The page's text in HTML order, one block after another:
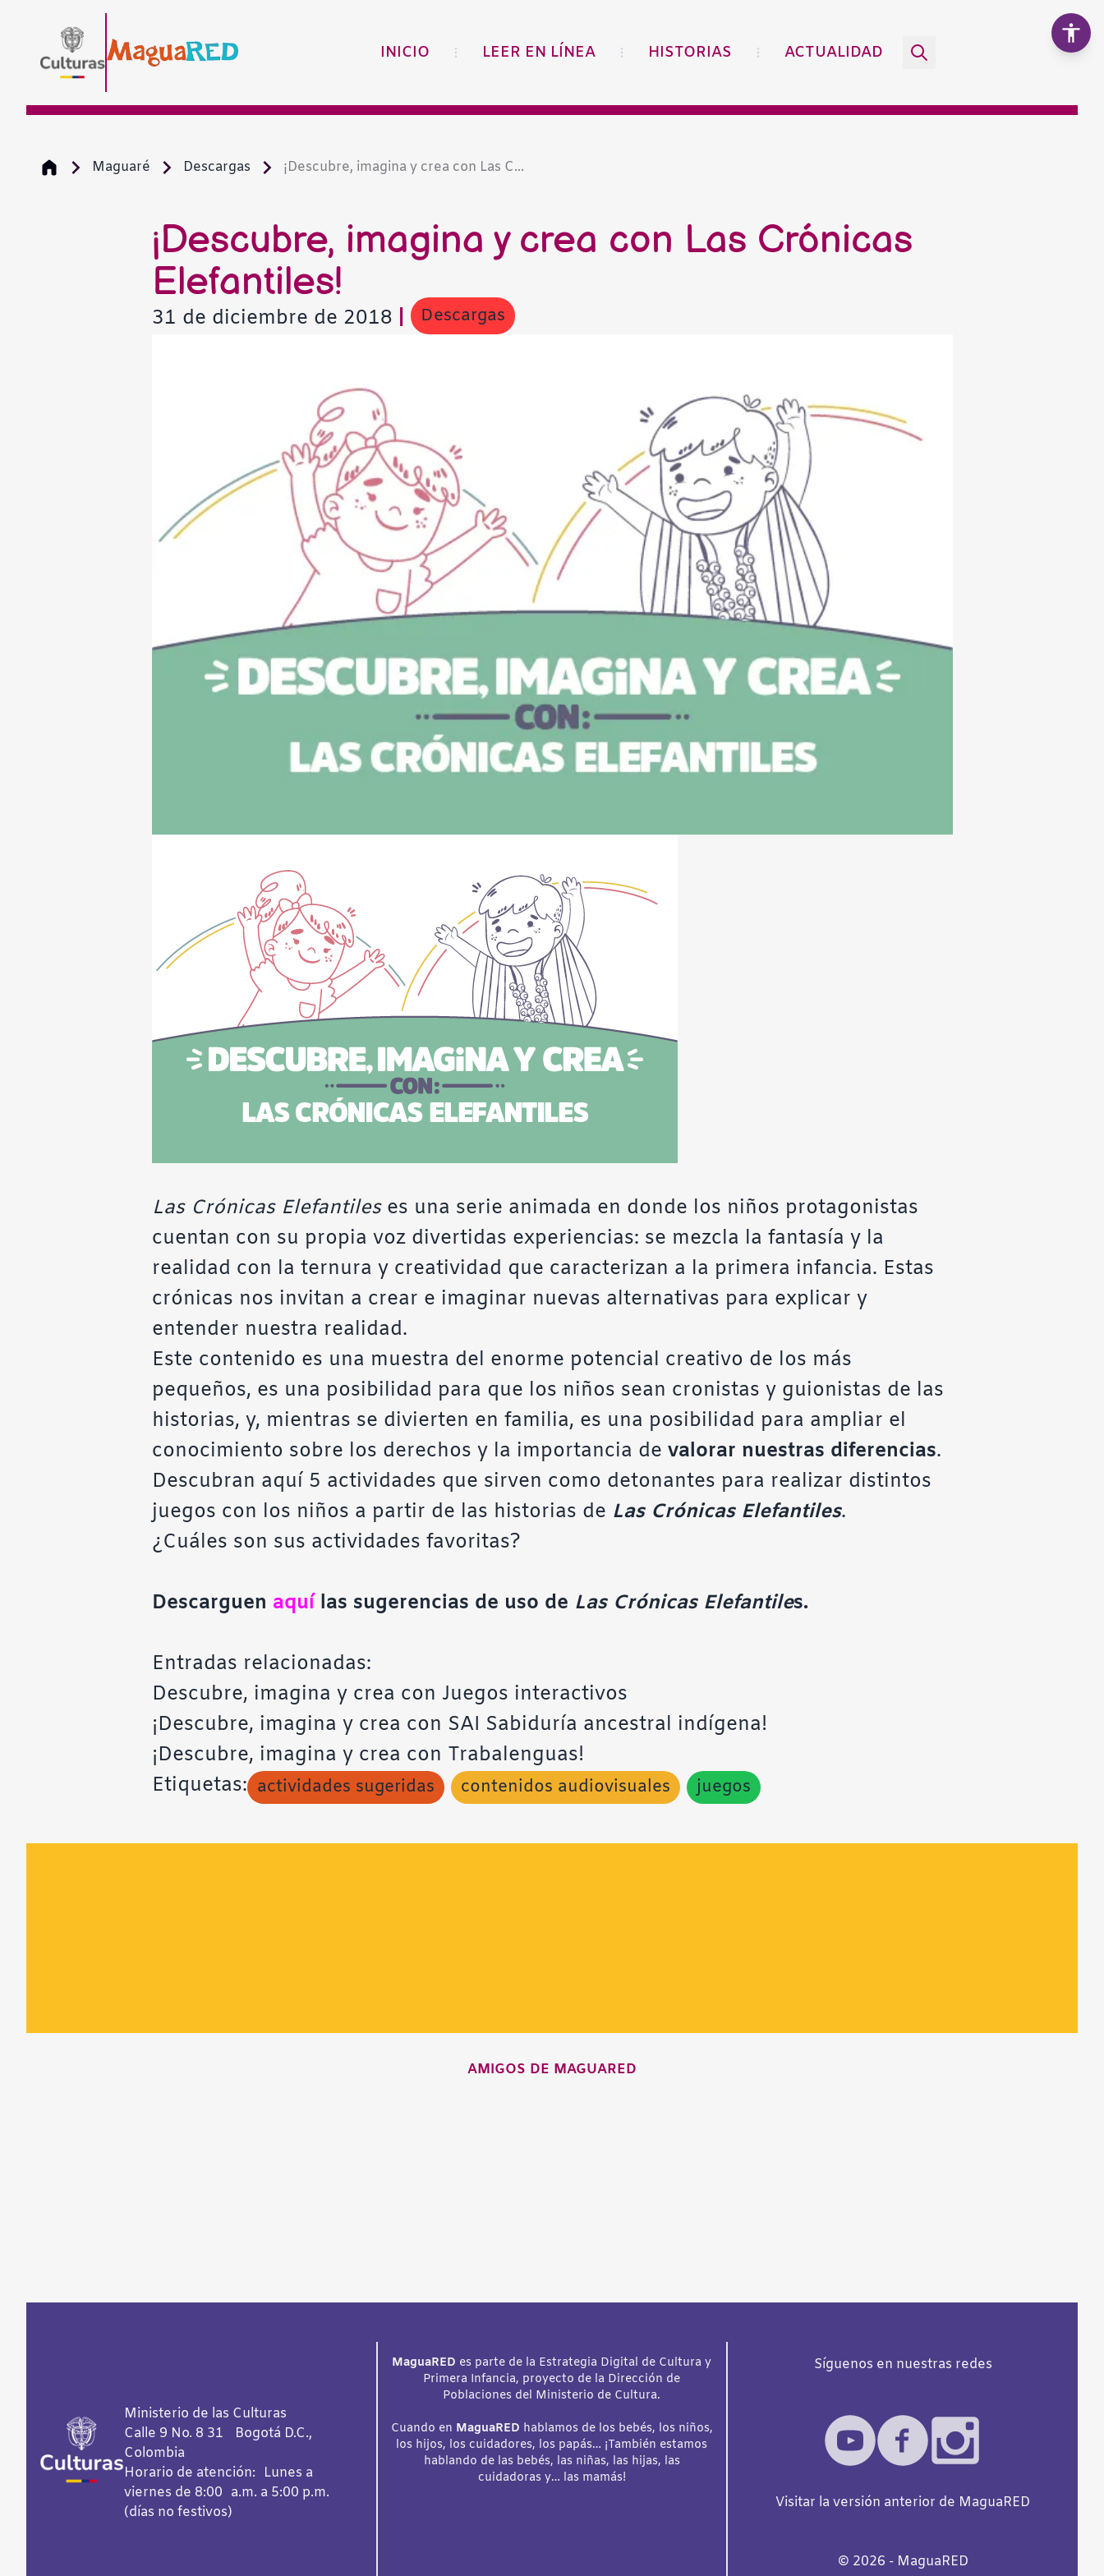
INICIO LEER EN LÍNEA HISTORIAS ACTUALIDAD
Maguaré Descargas ¡Descubre, imagina y crea con Las C...
¡Descubre, imagina y crea con Las Crónicas
Elefantiles!
31 de diciembre de 2018 Descargas
Las Crónicas Elefantileses una serie animada en donde los niños protagonistas
cuentan con su propia voz divertidas experiencias: se mezcla la fantasía y la
realidad con la ternura y creatividad que caracterizan a la primera infancia. Estas
crónicas nos invitan a crear e imaginar nuevas alternativas para explicar y
entender nuestra realidad.
Este contenido es una muestra del enorme potencial creativo de los más
pequeños, es una posibilidad para que los niños sean cronistas y guionistas de las
historias, y, mientras se divierten en familia, es una posibilidad para ampliar el
conocimiento sobre los derechos y la importancia de valorar nuestras diferencias.
Descubran aquí 5 actividades que sirven como detonantes para realizar distintos
juegos con los niños a partir de las historias de Las Crónicas Elefantiles.
¿Cuáles son sus actividades favoritas?
Descarguen aquí las sugerencias de uso de Las Crónicas Elefantiles.
Entradas relacionadas:
Descubre, imagina y crea con Juegos interactivos
¡Descubre, imagina y crea con SAI Sabiduría ancestral indígena!
¡Descubre, imagina y crea con Trabalenguas!
Etiquetas: actividades sugeridas contenidos audiovisuales juegos
AMIGOS DE MAGUARED
Ministerio de las Culturas
Calle 9 No. 8 31 Bogotá D.C.,
Colombia
Horario de atención: Lunes a
viernes de 8:00 a.m. a 5:00 p.m.
(días no festivos)
MaguaRED es parte de la Estrategia Digital de Cultura y
Primera Infancia, proyecto de la Dirección de
Poblaciones del Ministerio de Cultura.
Cuando en MaguaRED hablamos de los bebés, los niños,
los hijos, los cuidadores, los papás… ¡También estamos
hablando de las bebés, las niñas, las hijas, las
cuidadoras y… las mamás!
Síguenos en nuestras redes
Visitar la versión anterior de MaguaRED
©️ 2026 - MaguaRED
Escala de grises